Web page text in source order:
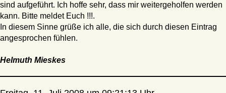
sind aufgeführt. Ich hoffe sehr, dass mir weitergeholfen werden
kann. Bitte meldet Euch !!!.
In diesem Sinne grüße ich alle, die sich durch diesen Eintrag
angesprochen fühlen.
Helmuth Mieskes